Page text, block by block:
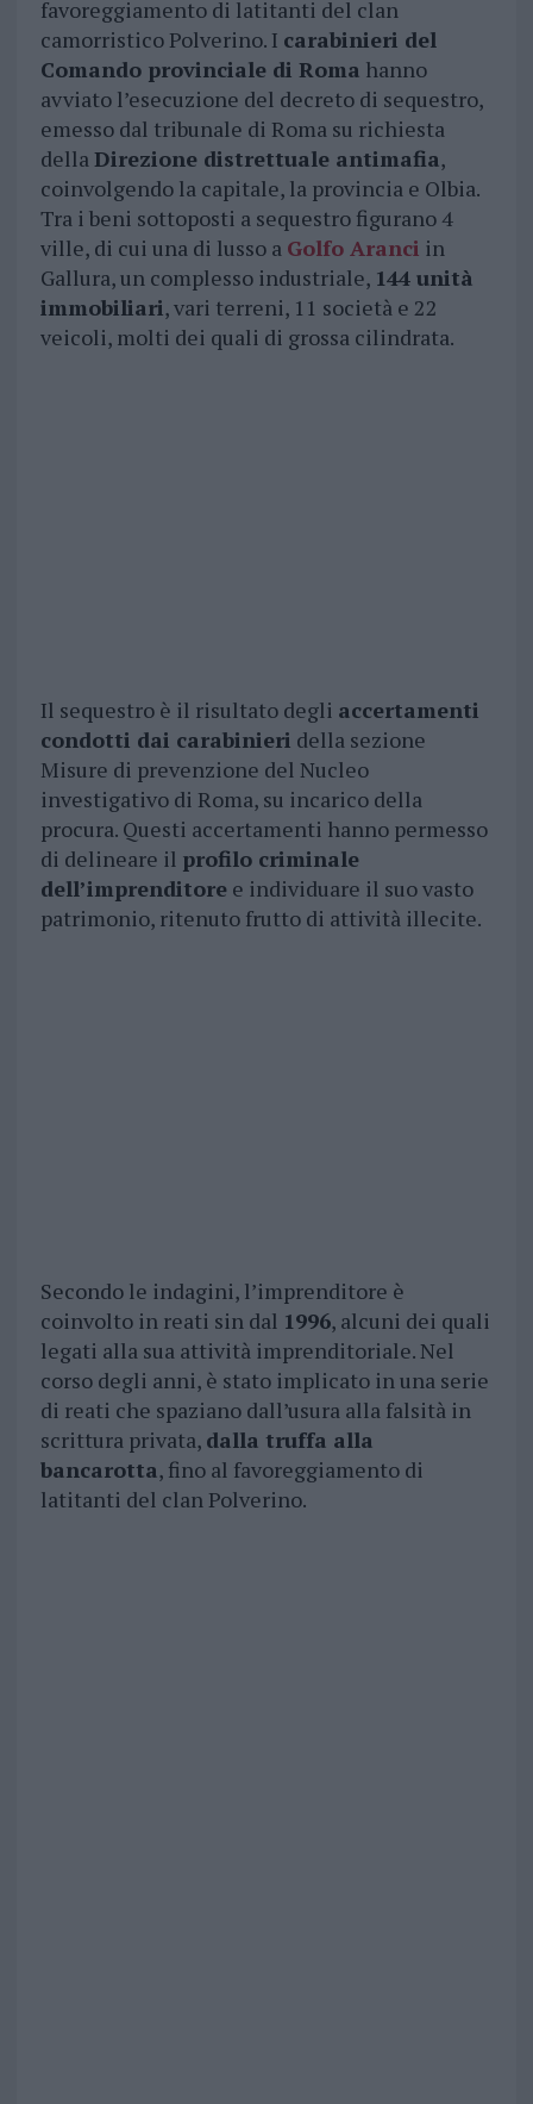
favoreggiamento di latitanti del clan
camorristico Polverino. I carabinieri del
Comando provinciale di Roma hanno
avviato l’esecuzione del decreto di sequestro,
emesso dal tribunale di Roma su richiesta
dellaDirezione distrettuale antimafia,
coinvolgendo la capitale, la provincia e Olbia.
Tra i beni sottoposti a sequestro figurano 4
ville, di cui una di lusso a Golfo Aranci in
Gallura, un complesso industriale, 144 unità
immobiliari, vari terreni, 11 società e 22
veicoli, molti dei quali di grossa cilindrata.
Il sequestro è il risultato degli accertamenti
condotti dai carabinieri della sezione
Misure di prevenzione del Nucleo
investigativo di Roma, su incarico della
procura. Questi accertamenti hanno permesso
di delineare il profilo criminale
dell’imprenditoree individuare il suo vasto
patrimonio, ritenuto frutto di attività illecite.
Secondo le indagini, l’imprenditore è
coinvolto in reati sin dal 1996, alcuni dei quali
legati alla sua attività imprenditoriale. Nel
corso degli anni, è stato implicato in una serie
di reati che spaziano dall’usura alla falsità in
scrittura privata, dalla truffa alla
bancarotta, fino al favoreggiamento di
latitanti del clan Polverino.